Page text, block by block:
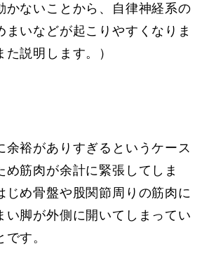
かないことから、自律神経系の
まいなどが起こりやすくなりま
説明します。）
余裕がありすぎるというケース
め筋肉が余計に緊張してしま
じめ骨盤や股関節周りの筋肉に
い脚が外側に開いてしまってい
す。